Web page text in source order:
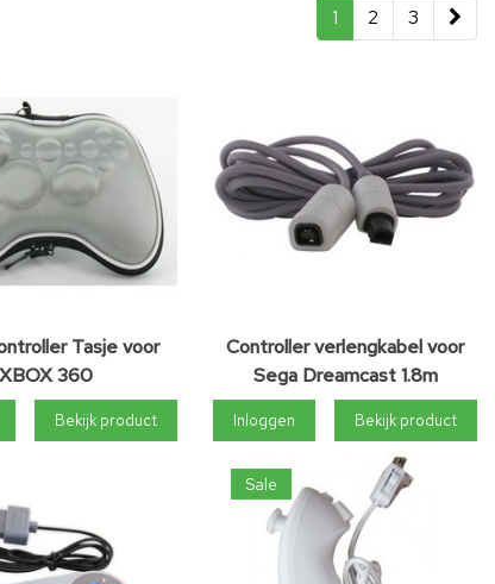
1 2 3
Tasje voor
XBOX 360
Bekijk product
Controller verlengkabel voor
Sega Dreamcast 1.8m
Inloggen Bekijk product
Sale